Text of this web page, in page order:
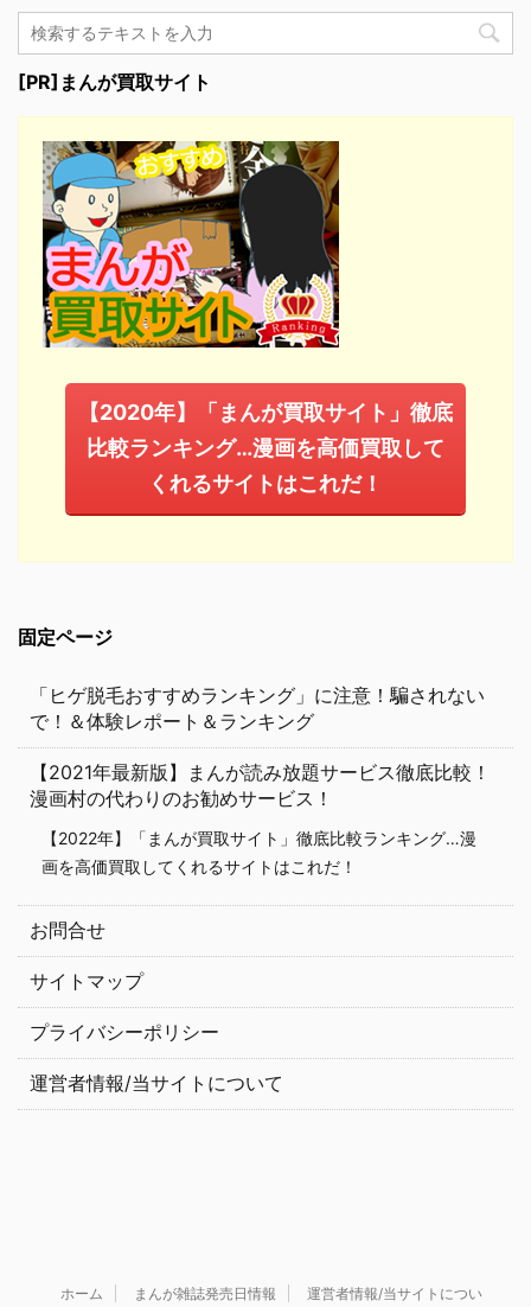
[PR]まんが買取サイト
【2020年】「まんが買取サイト」徹底
比較ランキング…漫画を高価買取して
くれるサイトはこれだ！
固定ページ
「ヒゲ脱毛おすすめランキング」に注意！騙されない
で！＆体験レポート＆ランキング
【2021年最新版】まんが読み放題サービス徹底比較！
漫画村の代わりのお勧めサービス！
【2022年】「まんが買取サイト」徹底比較ランキング…漫
画を高価買取してくれるサイトはこれだ！
お問合せ
サイトマップ
プライバシーポリシー
運営者情報/当サイトについて
ホーム まんが雑誌発売日情報 運営者情報/当サイトについ